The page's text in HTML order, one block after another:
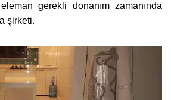
gerekli donanım zamanında
şirketi.